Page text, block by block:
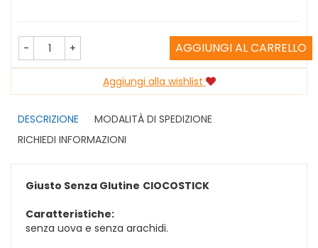
- + AGGIUNGI AL CARRELLO
Aggiungi alla wishlist
DESCRIZIONE
MODALITÀ DI SPEDIZIONE
RICHIEDI INFORMAZIONI
Giusto Senza Glutine CIOCOSTICK
Caratteristiche:
senza uova e senza arachidi.